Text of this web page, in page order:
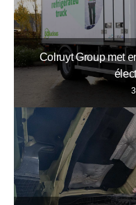
Colruyt Group met